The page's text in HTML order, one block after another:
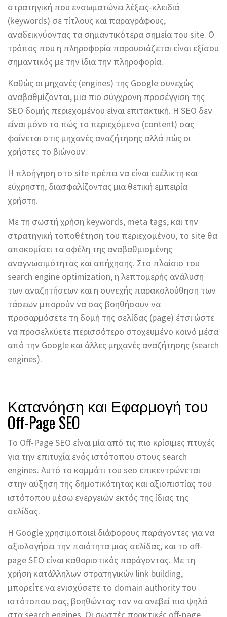
στρατηγική που ενσωματώνει λέξεις-κλειδιά
(keywords) σε τίτλους και παραγράφους,
αναδεικνύοντας τα σημαντικότερα σημεία του site. Ο
τρόπος που η πληροφορία παρουσιάζεται είναι εξίσου
σημαντικός με την ίδια την πληροφορία.
Καθώς οι μηχανές (engines) της Google συνεχώς
αναβαθμίζονται, μια πιο σύγχρονη προσέγγιση της
SEO δομής περιεχομένου είναι επιτακτική. Η SEO δεν
είναι μόνο το πώς το περιεχόμενο (content) σας
φαίνεται στις μηχανές αναζήτησης αλλά πώς οι
χρήστες το βιώνουν.
Η πλοήγηση στο site πρέπει να είναι ευέλικτη και
εύχρηστη, διασφαλίζοντας μια θετική εμπειρία
χρήστη.
Με τη σωστή χρήση keywords, meta tags, και την
στρατηγική τοποθέτηση του περιεχομένου, το site θα
αποκομίσει τα οφέλη της αναβαθμισμένης
αναγνωσιμότητας και απήχησης. Στο πλαίσιο του
search engine optimization, η λεπτομερής ανάλυση
των αναζητήσεων και η συνεχής παρακολούθηση των
τάσεων μπορούν να σας βοηθήσουν να
προσαρμόσετε τη δομή της σελίδας (page) έτσι ώστε
να προσελκύετε περισσότερο στοχευμένο κοινό μέσα
από την Google και άλλες μηχανές αναζήτησης (search
engines).
Κατανόηση και Εφαρμογή του
Off-Page SEO
Το Off-Page SEO είναι μία από τις πιο κρίσιμες πτυχές
για την επιτυχία ενός ιστότοπου στους search
engines. Αυτό το κομμάτι του seo επικεντρώνεται
στην αύξηση της δημοτικότητας και αξιοπιστίας του
ιστότοπου μέσω ενεργειών εκτός της ίδιας της
σελίδας.
Η Google χρησιμοποιεί διάφορους παράγοντες για να
αξιολογήσει την ποιότητα μιας σελίδας, και το off-
page SEO είναι καθοριστικός παράγοντας. Με τη
χρήση κατάλληλων στρατηγικών link building,
μπορείτε να ενισχύσετε το domain authority του
ιστότοπου σας, βοηθώντας τον να ανεβεί πιο ψηλά
στα search engines. Οι σωστές πρακτικές off-page